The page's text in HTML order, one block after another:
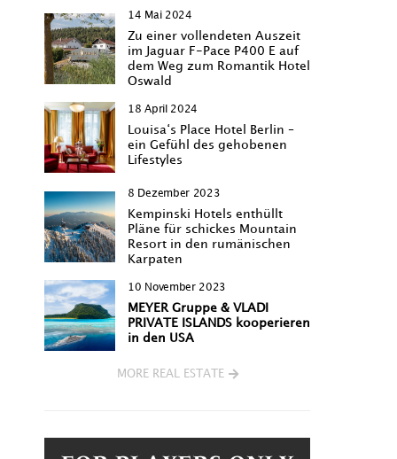
14 Mai 2024
Zu einer vollendeten Auszeit
im Jaguar F-Pace P400 E auf
dem Weg zum Romantik Hotel
Oswald
18 April 2024
Louisa‘s Place Hotel Berlin –
ein Gefühl des gehobenen
Lifestyles
8 Dezember 2023
Kempinski Hotels enthüllt
Pläne für schickes Mountain
Resort in den rumänischen
Karpaten
10 November 2023
MEYER Gruppe & VLADI
PRIVATE ISLANDS kooperieren
in den USA
MORE REAL ESTATE